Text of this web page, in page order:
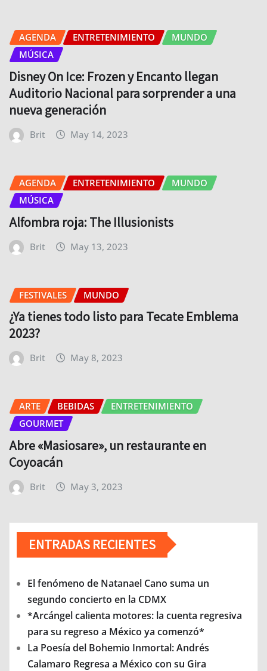
AGENDA ENTRETENIMIENTO
MUNDO
MÚSICA
Disney On Ice: Frozen y Encanto llegan
Auditorio Nacional para sorprender a una
nueva generación
Brit May 14, 2023
AGENDA ENTRETENIMIENTO
MUNDO
MÚSICA
Alfombra roja: The Illusionists
Brit May 13, 2023
FESTIVALES MUNDO
¿Ya tienes todo listo para Tecate Emblema
2023?
Brit May 8, 2023
ARTE BEBIDAS
ENTRETENIMIENTO
GOURMET
Abre «Masiosare», un restaurante en
Coyoacán
Brit May 3, 2023
ENTRADAS RECIENTES
El fenómeno de Natanael Cano suma un
segundo concierto en la CDMX
*Arcángel calienta motores: la cuenta regresiva
para su regreso a México ya comenzó*
La Poesía del Bohemio Inmortal: Andrés
Calamaro Regresa a México con su Gira